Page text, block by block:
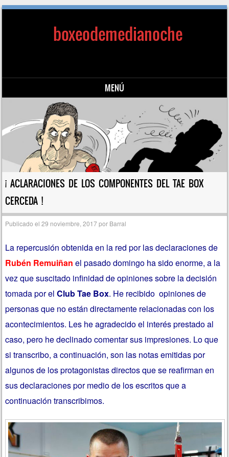
boxeodemedianoche
MENÚ
Saltar al contenido
¡ ACLARACIONES DE LOS COMPONENTES DEL TAE BOX
CERCEDA !
Publicado el29 noviembre, 2017por Barral
La repercusión obtenida en la red por las declaraciones de
Rubén Remuiñan el pasado domingo ha sido enorme, a la
vez que suscitado infinidad de opiniones sobre la decisión
tomada por elClub Tae Box. He recibido opiniones de
personas que no están directamente relacionadas con los
acontecimientos. Les he agradecido el interés prestado al
caso, pero he declinado comentar sus impresiones. Lo que
si transcribo, a continuación, son las notas emitidas por
algunos de los protagonistas directos que se reafirman en
sus declaraciones por medio de los escritos que a
continuación transcribimos.